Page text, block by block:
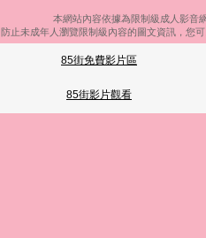
本網站內容依據為限制級成人影音
防止未成年人瀏覽限制級內容的圖文資訊，您
85街免費影片區
85街影片觀看